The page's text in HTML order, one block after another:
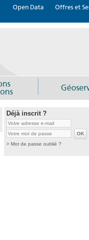
Open Data Offres et
Déjà inscrit ?
> Mot de passe oublié ?